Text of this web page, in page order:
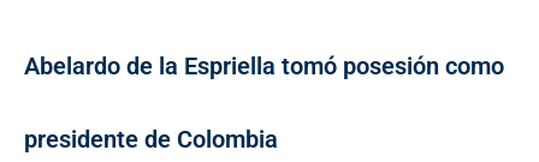
Abelardo de la Espriella tomó posesión como
presidente de Colombia